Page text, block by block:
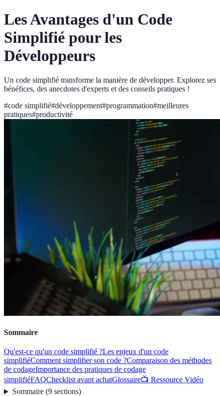
Les Avantages d'un Code
Simplifié pour les
Développeurs
Un code simplifié transforme la manière de développer. Explorez ses
bénéfices, des anecdotes d'experts et des conseils pratiques !
#code simplifié#développement#programmation#meilleures
pratiques#productivité
Sommaire
Qu'est-ce qu'un code simplifié ?Les enjeux d'un code
simplifiéComment simplifier son code ?Comparaison des méthodes
de codageImportance des pratiques de codage
simplifiéFAQChecklist avant achatGlossaire📺 Ressource Vidéo
Sommaire(9 sections)